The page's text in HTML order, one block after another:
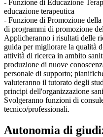
- Funzione di Educazione
educazione terapeutica
- Funzione di Promozione
di programmi di promozione
Applicheranno i risultati delle
guida per migliorare la qualità
attività di ricerca in ambito
produzione di nuove
personale di supporto;
valuteranno il tutorato degli
principi dell'organizzazione
Svolgeranno funzioni di
tecnico/professionali.
Autonomia di